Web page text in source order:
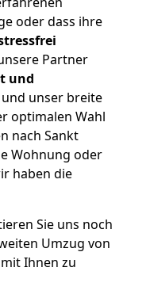
oder dass ihre
Partner
und
unser breite
optimalen Wahl
nach Sankt
Wohnung oder
haben die
Sie uns noch
Umzug von
Ihnen zu